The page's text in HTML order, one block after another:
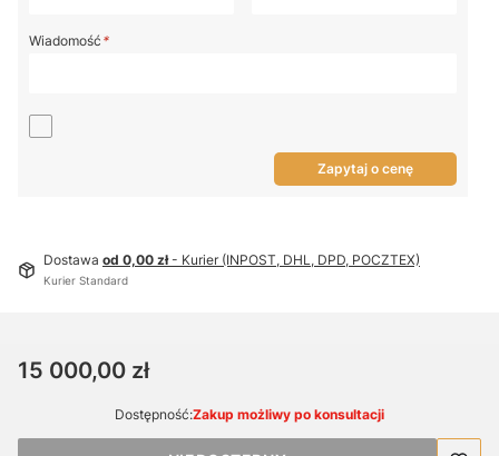
Wiadomość *
Zapytaj o cenę
Dostawa od 0,00 zł- Kurier (INPOST, DHL, DPD, POCZTEX)
Kurier Standard
Cena
15 000,00 zł
Dostępność:Zakup możliwy po konsultacji